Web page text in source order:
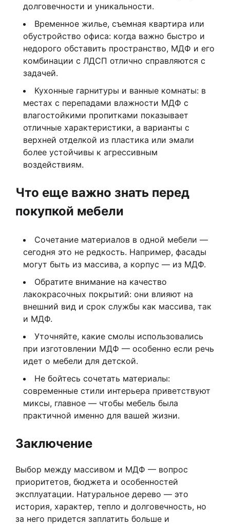
долговечности и уникальности.
Временное жилье, съемная квартира или
обустройство офиса: когда важно быстро и
недорого обставить пространство, МДФ и его
комбинации с ЛДСП отлично справляются с
задачей.
Кухонные гарнитуры и ванные комнаты: в
местах с перепадами влажности МДФ с
влагостойкими пропитками показывает
отличные характеристики, а варианты с
верхней отделкой из пластика или эмали
более устойчивы к агрессивным
воздействиям.
Что еще важно знать перед
покупкой мебели
Сочетание материалов в одной мебели —
сегодня это не редкость. Например, фасады
могут быть из массива, а корпус — из МДФ.
Обратите внимание на качество
лакокрасочных покрытий: они влияют на
внешний вид и срок службы как массива, так
и МДФ.
Уточняйте, какие смолы использовались
при изготовлении МДФ — особенно если речь
идет о мебели для детской.
Не бойтесь сочетать материалы:
современные стили интерьера приветствуют
миксы, главное — чтобы мебель была
практичной именно для вашей жизни.
Заключение
Выбор между массивом и МДФ — вопрос
приоритетов, бюджета и особенностей
эксплуатации. Натуральное дерево — это
история, характер, тепло и долговечность, но
за него придется заплатить больше и